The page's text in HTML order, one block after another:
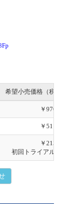
希望小売価格（税別
￥
￥
￥
初回トライアルあ